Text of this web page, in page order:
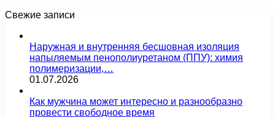
Свежие записи
Наружная и внутренняя бесшовная изоляция
напыляемым пенополиуретаном (ППУ): химия
полимеризации,…
01.07.2026
Как мужчина может интересно и разнообразно
провести свободное время